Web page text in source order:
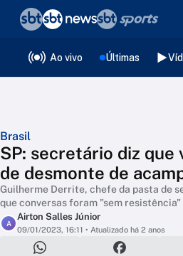
Ao vivo Últimas
Brasil
SP: secretário diz que
de desmonte de
Guilherme Derrite, chefe da pasta de
que conversas foram "sem resistência"
A
Airton Salles Júnior
09/01/2023, 16:11 • Atualizado há 2 anos
❮voltar
Editorias